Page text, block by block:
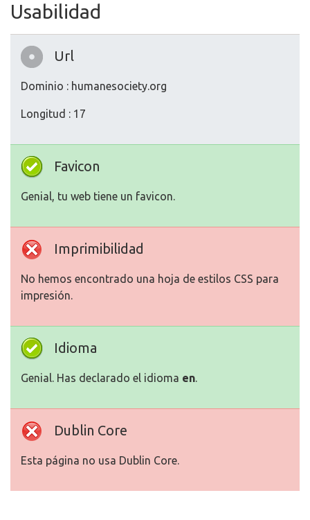
Usabilidad
Url
Dominio : humanesociety.org
Longitud : 17
Favicon
Genial, tu web tiene un favicon.
Imprimibilidad
No hemos encontrado una hoja de estilos CSS para
impresión.
Idioma
Genial. Has declarado el idioma en.
Dublin Core
Esta página no usa Dublin Core.